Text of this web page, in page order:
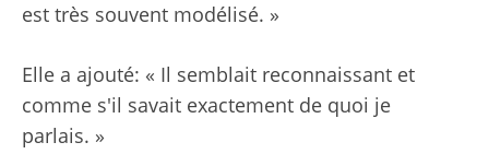
est très souvent modélisé. »
Elle a ajouté: « Il semblait reconnaissant et
comme s'il savait exactement de quoi je
parlais. »